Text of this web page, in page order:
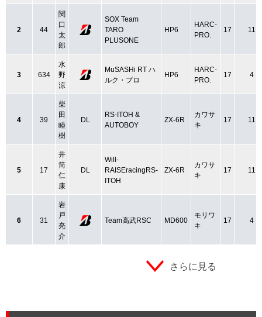
2 44
関
口
太
郎
SOX Team
TARO
PLUSONE
HP6
HARC-
PRO.
17 11
3 634
水
野
涼
MuSASHi RT ハ
ルク・プロ
HP6
HARC-
PRO.
17 4
4 39
柴
田
睦
樹
DL
RS-ITOH &
AUTOBOY
ZX-6R
カワサ
キ
17 11
5 17
井
筒
仁
康
DL
Will-
RAISEracingRS-
ITOH
ZX-6R
カワサ
キ
17 11
6 31
岩
戸
亮
介
Team高武RSC MD600
モリワ
キ
17 4
さらに見る